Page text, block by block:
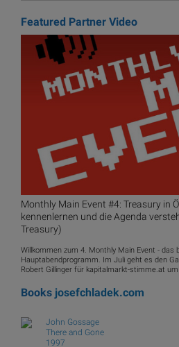
Featured Partner Video
Monthly Main Event #4: Treasury in
kennenlernen und die Agenda
Treasury)
Willkommen zum 4. Monthly Main Event - das
Hauptabendprogramm. Im Juli geht es den
Robert Gillinger für kapitalmarkt-stimme.at um
Books josefchladek.com
John Gossage
There and Gone
1997